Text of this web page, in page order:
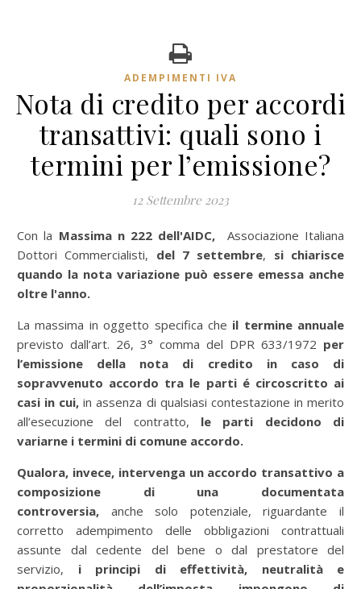
ADEMPIMENTI IVA
Nota di credito per accordi
transattivi: quali sono i
termini per l’emissione?
12 Settembre 2023
Con la Massima n 222 dell'AIDC,
Associazione Italiana
Dottori Commercialisti, del 7 settembre, si chiarisce
quando la nota variazione può essere emessa anche
oltre l'anno.
La massima in oggetto specifica che il termine annuale
previsto dall’art. 26, 3° comma del DPR 633/1972 per
l’emissione della nota di credito in caso di
sopravvenuto accordo tra le parti é circoscritto ai
casi in cui,in assenza di qualsiasi contestazione in merito
all’esecuzione del contratto, le parti decidono di
variarne i termini di comune accordo.
Qualora, invece, intervenga un accordo transattivo a
composizione di una documentata
controversia, anche solo potenziale, riguardante il
corretto adempimento delle obbligazioni contrattuali
assunte dal cedente del bene o dal prestatore del
servizio, i principi di effettività, neutralità e